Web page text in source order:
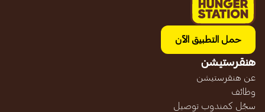
حمل التطبيق الآن
هنقرستيشن
عن هنقرستيشن
وظائف
سجّل كمندوب توصيل